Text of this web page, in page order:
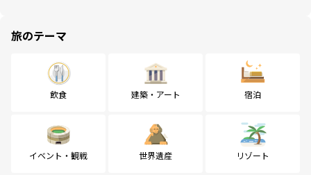
旅のテーマ
飲食 建築・アート 宿泊
イベント・観戦 世界遺産 リゾート